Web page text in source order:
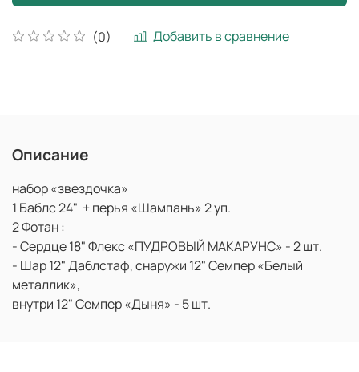
(0) Добавить в сравнение
Описание
набор «звездочка»
1 Баблс 24" + перья «Шампань» 2 уп.
2 Фотан :
- Сердце 18" Флекс «ПУДРОВЫЙ МАКАРУНС» - 2 шт.
- Шар 12" Даблстаф, снаружи 12" Семпер «Белый
металлик»,
внутри 12" Семпер «Дыня» - 5 шт.